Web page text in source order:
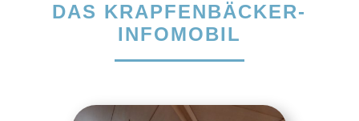
DAS KRAPFENBÄCKER-
INFOMOBIL